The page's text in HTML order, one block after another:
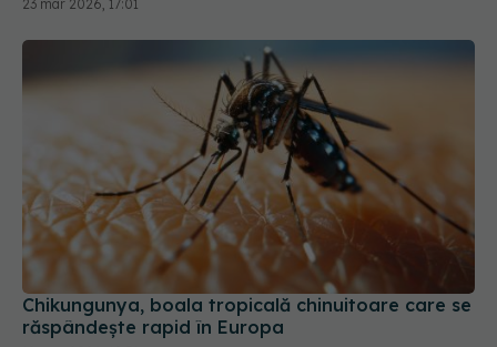
23 mar 2026, 17:01
Chikungunya, boala tropicală chinuitoare care se
răspândește rapid în Europa